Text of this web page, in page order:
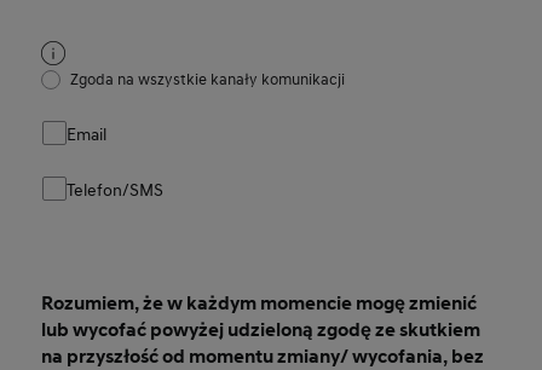
Zgoda na wszystkie kanały komunikacji
Email
Telefon/SMS
Rozumiem, że w każdym momencie mogę zmienić
lub wycofać powyżej udzieloną zgodę ze skutkiem
na przyszłość od momentu zmiany/ wycofania, bez